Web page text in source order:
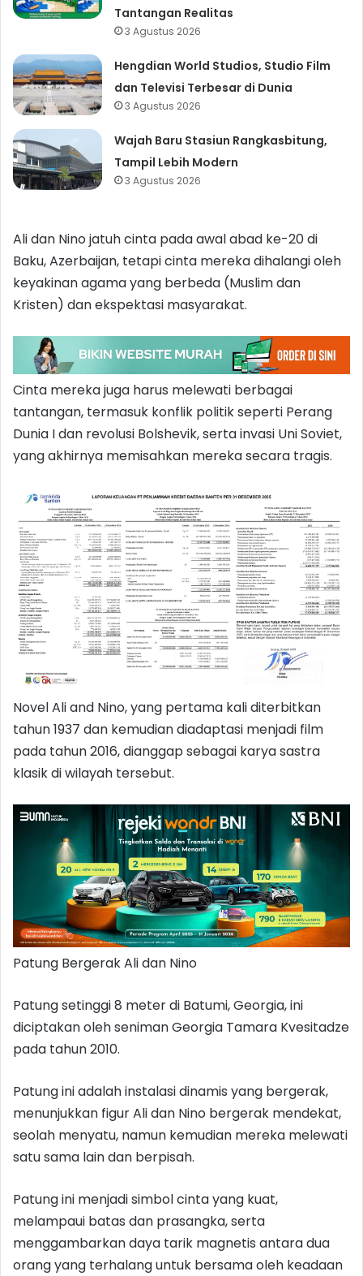
Tantangan Realitas
3 Agustus 2026
Hengdian World Studios, Studio Film
dan Televisi Terbesar di Dunia
3 Agustus 2026
Wajah Baru Stasiun Rangkasbitung,
Tampil Lebih Modern
3 Agustus 2026
Ali dan Nino jatuh cinta pada awal abad ke-20 di
Baku, Azerbaijan, tetapi cinta mereka dihalangi oleh
keyakinan agama yang berbeda (Muslim dan
Kristen) dan ekspektasi masyarakat.
Cinta mereka juga harus melewati berbagai
tantangan, termasuk konflik politik seperti Perang
Dunia I dan revolusi Bolshevik, serta invasi Uni Soviet,
yang akhirnya memisahkan mereka secara tragis.
Novel Ali and Nino, yang pertama kali diterbitkan
tahun 1937 dan kemudian diadaptasi menjadi film
pada tahun 2016, dianggap sebagai karya sastra
klasik di wilayah tersebut.
Patung Bergerak Ali dan Nino
Patung setinggi 8 meter di Batumi, Georgia, ini
diciptakan oleh seniman Georgia Tamara Kvesitadze
pada tahun 2010.
Patung ini adalah instalasi dinamis yang bergerak,
menunjukkan figur Ali dan Nino bergerak mendekat,
seolah menyatu, namun kemudian mereka melewati
satu sama lain dan berpisah.
Patung ini menjadi simbol cinta yang kuat,
melampaui batas dan prasangka, serta
menggambarkan daya tarik magnetis antara dua
orang yang terhalang untuk bersama oleh keadaan